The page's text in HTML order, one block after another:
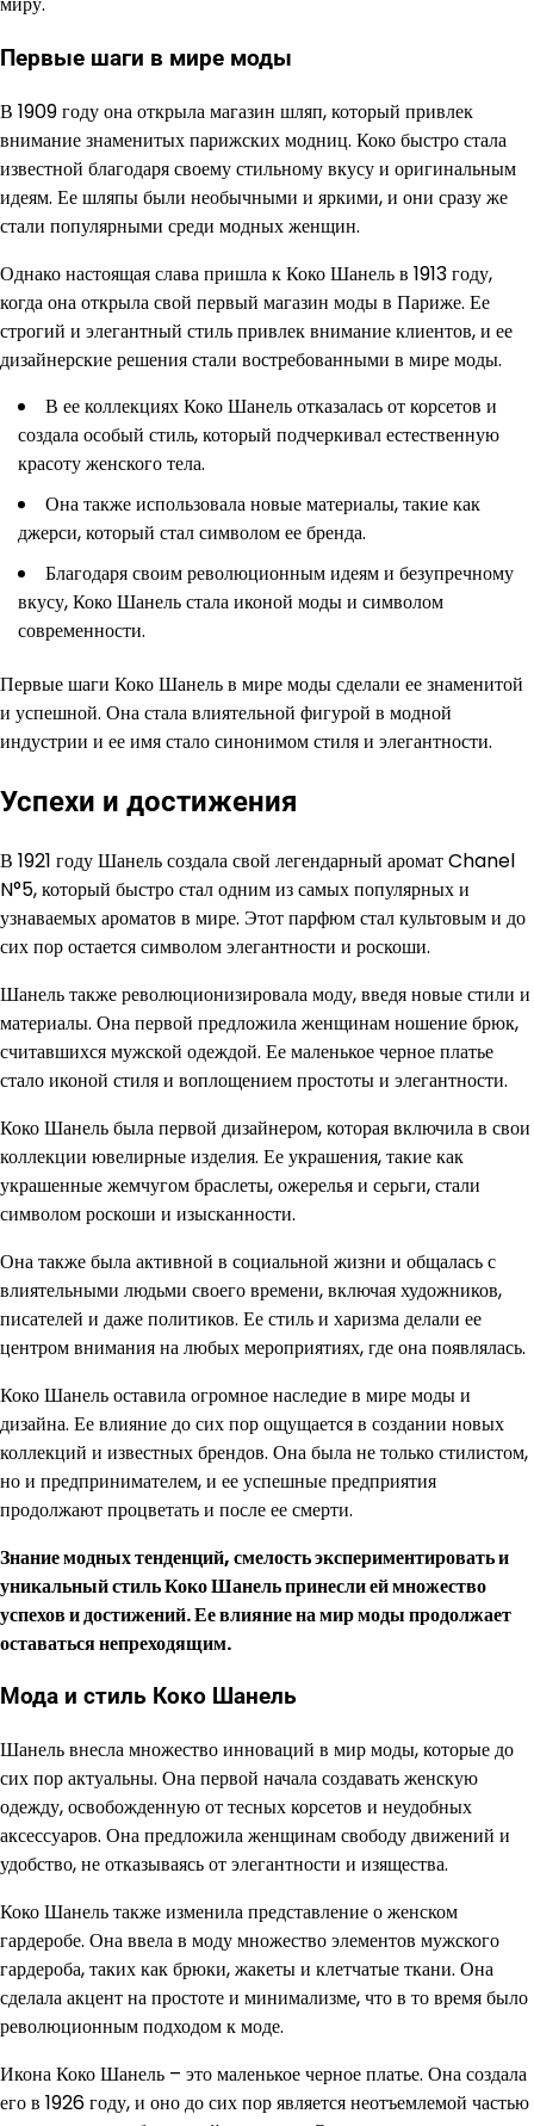
Первые шаги в мире моды
В 1909 году она открыла магазин шляп, который привлек
внимание знаменитых парижских модниц. Коко быстро стала
известной благодаря своему стильному вкусу и оригинальным
идеям. Ее шляпы были необычными и яркими, и они сразу же
стали популярными среди модных женщин.
Однако настоящая слава пришла к Коко Шанель в 1913 году,
когда она открыла свой первый магазин моды в Париже. Ее
строгий и элегантный стиль привлек внимание клиентов, и ее
дизайнерские решения стали востребованными в мире моды.
В ее коллекциях Коко Шанель отказалась от корсетов и
создала особый стиль, который подчеркивал естественную
красоту женского тела.
Она также использовала новые материалы, такие как
джерси, который стал символом ее бренда.
Благодаря своим революционным идеям и безупречному
вкусу, Коко Шанель стала иконой моды и символом
современности.
Первые шаги Коко Шанель в мире моды сделали ее знаменитой
и успешной. Она стала влиятельной фигурой в модной
индустрии и ее имя стало синонимом стиля и элегантности.
Успехи и достижения
В 1921 году Шанель создала свой легендарный аромат Chanel
N°5, который быстро стал одним из самых популярных и
узнаваемых ароматов в мире. Этот парфюм стал культовым и до
сих пор остается символом элегантности и роскоши.
Шанель также революционизировала моду, введя новые стили и
материалы. Она первой предложила женщинам ношение брюк,
считавшихся мужской одеждой. Ее маленькое черное платье
стало иконой стиля и воплощением простоты и элегантности.
Коко Шанель была первой дизайнером, которая включила в свои
коллекции ювелирные изделия. Ее украшения, такие как
украшенные жемчугом браслеты, ожерелья и серьги, стали
символом роскоши и изысканности.
Она также была активной в социальной жизни и общалась с
влиятельными людьми своего времени, включая художников,
писателей и даже политиков. Ее стиль и харизма делали ее
центром внимания на любых мероприятиях, где она появлялась.
Коко Шанель оставила огромное наследие в мире моды и
дизайна. Ее влияние до сих пор ощущается в создании новых
коллекций и известных брендов. Она была не только стилистом,
но и предпринимателем, и ее успешные предприятия
продолжают процветать и после ее смерти.
Знание модных тенденций, смелость экспериментировать и
уникальный стиль Коко Шанель принесли ей множество
успехов и достижений. Ее влияние на мир моды продолжает
оставаться непреходящим.
Мода и стиль Коко Шанель
Шанель внесла множество инноваций в мир моды, которые до
сих пор актуальны. Она первой начала создавать женскую
одежду, освобожденную от тесных корсетов и неудобных
аксессуаров. Она предложила женщинам свободу движений и
удобство, не отказываясь от элегантности и изящества.
Коко Шанель также изменила представление о женском
гардеробе. Она ввела в моду множество элементов мужского
гардероба, таких как брюки, жакеты и клетчатые ткани. Она
сделала акцент на простоте и минимализме, что в то время было
революционным подходом к моде.
Икона Коко Шанель – это маленькое черное платье. Она создала
его в 1926 году, и оно до сих пор является неотъемлемой частью